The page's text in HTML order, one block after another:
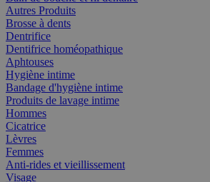
Autres Produits
Brosse à dents
Dentrifice
Dentifrice homéopathique
Aphtouses
Hygiène intime
Bandage d'hygiène intime
Produits de lavage intime
Hommes
Cicatrice
Lèvres
Femmes
Anti-rides et vieillissement
Visage